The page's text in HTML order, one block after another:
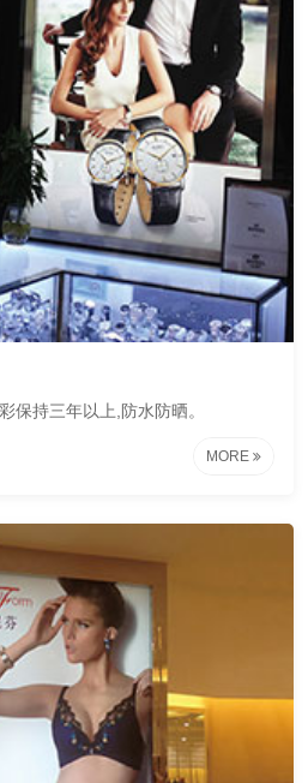
保持三年以上,防水防晒。
MORE